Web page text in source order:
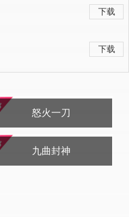
下载
下载
怒火一刀
送1000首冲
九曲封神